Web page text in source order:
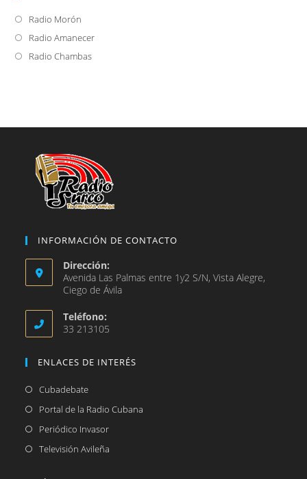
Radio Morón
abre
en
Radio AmanecerSe
Radio ChambasSe
nueva
INFORMACIÓN DE CONTACTO
Dirección:
Avenida Las Palmas entre 1y2 S/N, Vista Alegre,
Ciego de Ávila
Teléfono:
33 213105
ENLACES DE INTERÉS
CubadebateSe
abre
nueva
Portal de la Radio Cubana
Periódico InvasorSe
abre
Televisión Avileña